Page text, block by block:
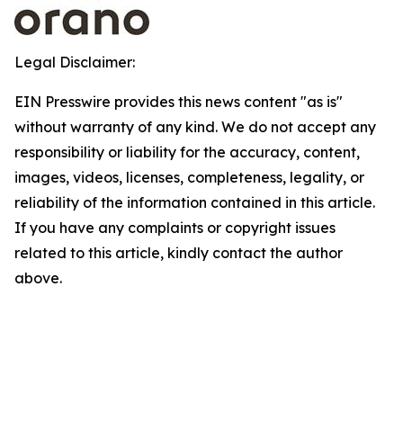
Legal Disclaimer:
EIN Presswire provides this news content "as is"
without warranty of any kind. We do not accept any
responsibility or liability for the accuracy, content,
images, videos, licenses, completeness, legality, or
reliability of the information contained in this article.
If you have any complaints or copyright issues
related to this article, kindly contact the author
above.